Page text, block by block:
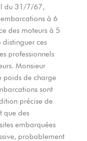
du 31/7/67,
à 6
des moteurs à 5
distinguer ces
professionnels
Monsieur
poids de charge
sont
précise de
que des
embarquées
probablement